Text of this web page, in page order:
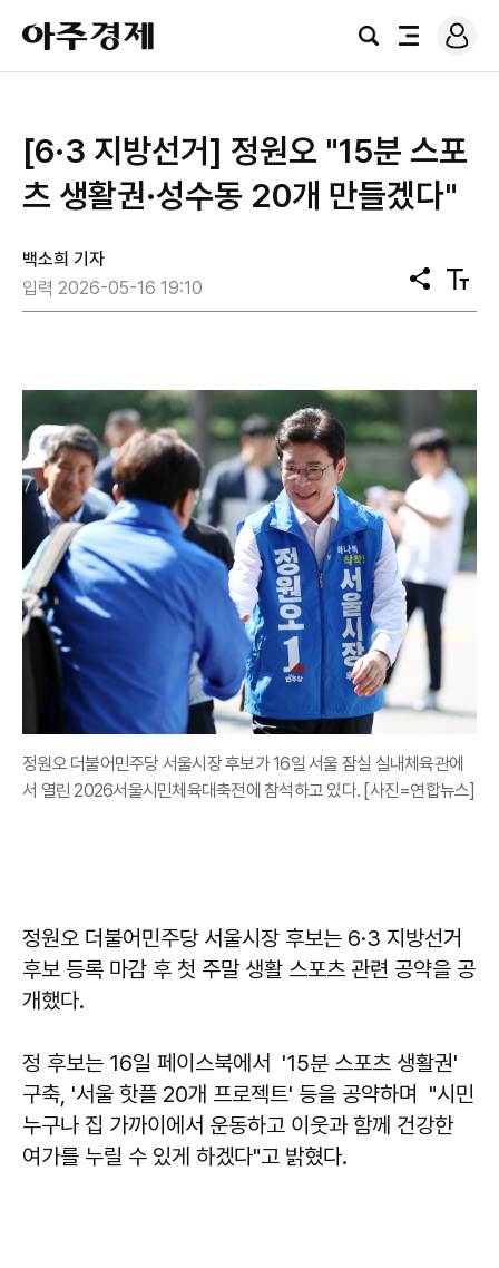
아
주
경
검
전
로
그
[6·3 지방선거] 정원오 "15분 스포
츠 생활권·성수동 20개 만들겠다"
백소희 기자
입력 2026-05-16 19:10
공
유
텍
스
정원오 더불어민주당 서울시장 후보가 16일 서울 잠실 실내체육관에
서 열린 2026서울시민체육대축전에 참석하고 있다. [사진=연합뉴스]
정원오 더불어민주당 서울시장 후보는 6·3 지방선거
후보 등록 마감 후 첫 주말 생활 스포츠 관련 공약을 공
개했다.
정 후보는 16일 페이스북에서 '15분 스포츠 생활권'
구축, '서울 핫플 20개 프로젝트' 등을 공약하며 "시민
누구나 집 가까이에서 운동하고 이웃과 함께 건강한
여가를 누릴 수 있게 하겠다"고 밝혔다.